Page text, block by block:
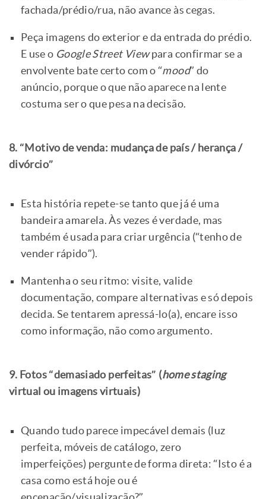
fachada/prédio/rua, não avance às cegas.
Peça imagens do exterior e da entrada do prédio.
E use o Google Street Viewpara confirmar se a
envolvente bate certo com o “mood” do
anúncio, porque o que não aparece na lente
costuma ser o que pesa na decisão.
8. “Motivo de venda: mudança de país / herança /
divórcio”
Esta história repete-se tanto que já é uma
bandeira amarela. Às vezes é verdade, mas
também é usada para criar urgência (“tenho de
vender rápido”).
Mantenha o seu ritmo: visite, valide
documentação, compare alternativas e só depois
decida. Se tentarem apressá-lo(a), encare isso
como informação, não como argumento.
9. Fotos “demasiado perfeitas” (home staging
virtual ou imagens virtuais)
Quando tudo parece impecável demais (luz
perfeita, móveis de catálogo, zero
imperfeições) pergunte de forma direta: “Isto é a
casa como está hoje ou é